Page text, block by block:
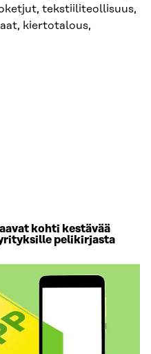
tekstiiliteollisuus,
kiertotalous,
kohti kestävää
pelikirjasta